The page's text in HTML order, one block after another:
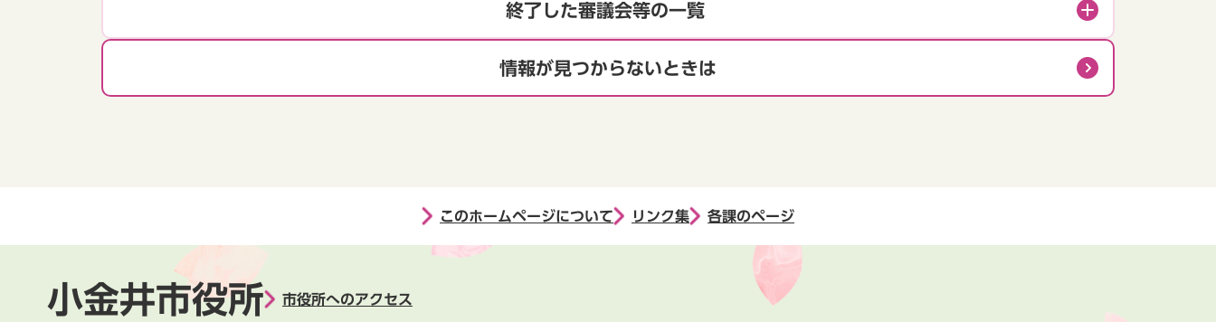
終了した審議会等の一覧
情報が見つからないときは
このホームページについて リンク集 各課のページ
小金井市役所 市役所へのアクセス